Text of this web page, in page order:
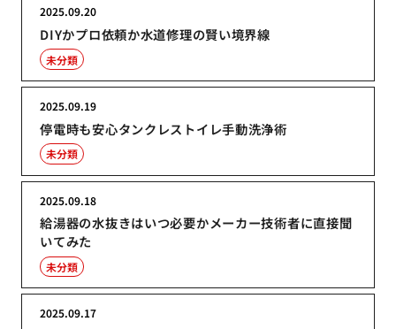
DIYかプロ依頼か水道修理の賢い境界線
2025.09.20
未分類
停電時も安心タンクレストイレ手動洗浄術
2025.09.19
未分類
給湯器の水抜きはいつ必要かメーカー技術者に直接聞
いてみた
2025.09.18
未分類
2025.09.17